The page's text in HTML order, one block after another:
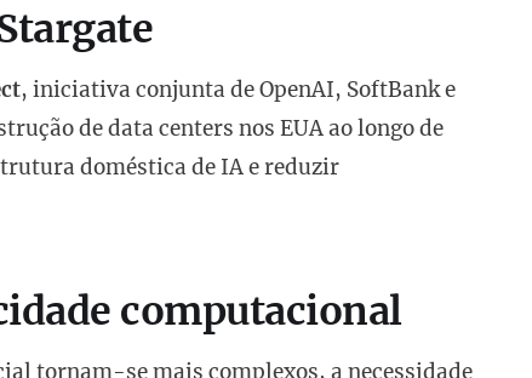
, iniciativa conjunta de OpenAI, SoftBank e
de data centers nos EUA ao longo de
doméstica de IA e reduzir
computacional
tornam-se mais complexos, a necessidade